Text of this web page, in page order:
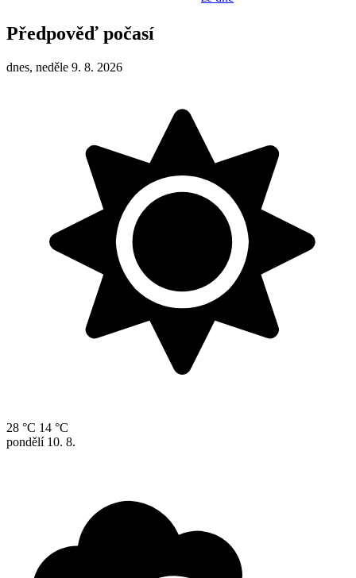
Předpověď počasí
dnes, neděle 9. 8. 2026
28 °C 14 °C
pondělí 10. 8.